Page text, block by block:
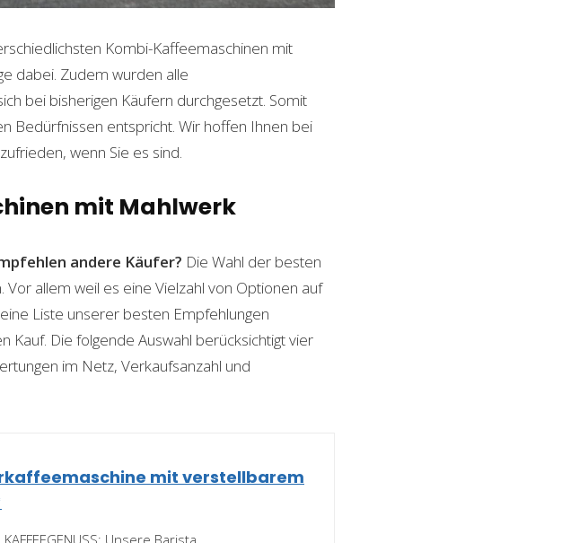
Kombi-Kaffeemaschinen mit
dabei. Zudem wurden alle
bei bisherigen Käufern durchgesetzt. Somit
Bedürfnissen entspricht. Wir hoffen Ihnen bei
wenn Sie es sind.
mit Mahlwerk
andere Käufer? Die Wahl der besten
allem weil es eine Vielzahl von Optionen auf
Liste unserer besten Empfehlungen
Kauf. Die folgende Auswahl berücksichtigt vier
im Netz, Verkaufsanzahl und
mit verstellbarem
KAFFEEGENUSS: Unsere Barista